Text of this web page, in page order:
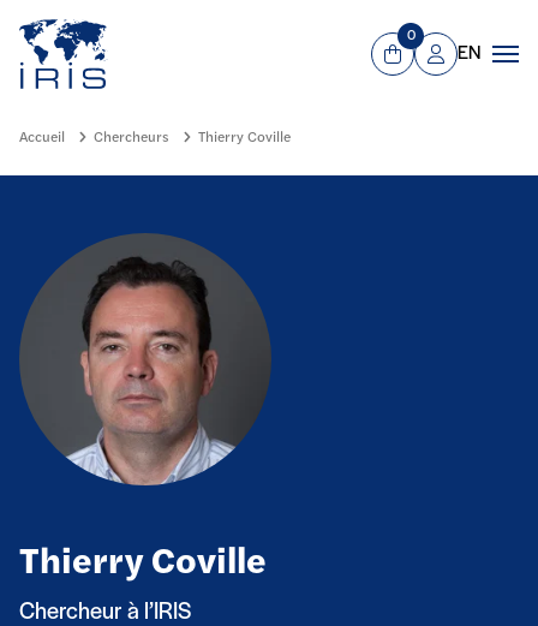
Aller au contenu principal
Panier
0
Mon compte
EN
Accueil Chercheurs Thierry Coville
Thierry Coville
Chercheur à l’IRIS